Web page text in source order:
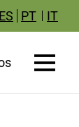
ES PT IT